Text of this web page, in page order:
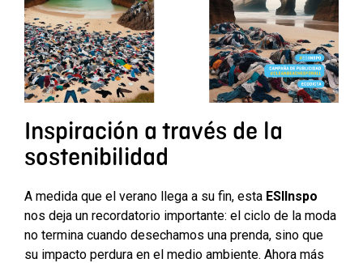
Inspiración a través de la
sostenibilidad
A medida que el verano llega a su fin, esta ESIInspo
nos deja un recordatorio importante: el ciclo de la moda
no termina cuando desechamos una prenda, sino que
su impacto perdura en el medio ambiente. Ahora más